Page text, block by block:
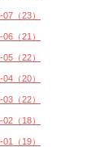
（23）
（21）
（22）
（20）
（22）
（18）
（19）